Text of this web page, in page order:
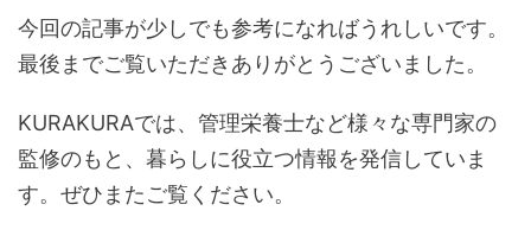
今回の記事が少しでも参考になればうれしいです。
最後までご覧いただきありがとうございました。
KURAKURAでは、管理栄養士など様々な専門家の
監修のもと、暮らしに役立つ情報を発信していま
す。ぜひまたご覧ください。